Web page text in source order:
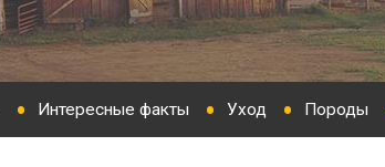
Интересные факты Уход Породы